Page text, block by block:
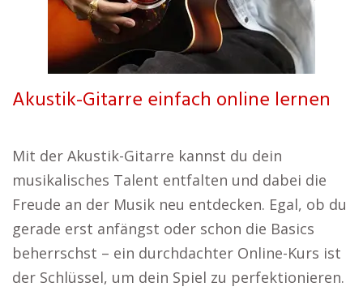
Akustik-Gitarre einfach online lernen
Mit der Akustik-Gitarre kannst du dein
musikalisches Talent entfalten und dabei die
Freude an der Musik neu entdecken. Egal, ob du
gerade erst anfängst oder schon die Basics
beherrschst – ein durchdachter Online-Kurs ist
der Schlüssel, um dein Spiel zu perfektionieren.